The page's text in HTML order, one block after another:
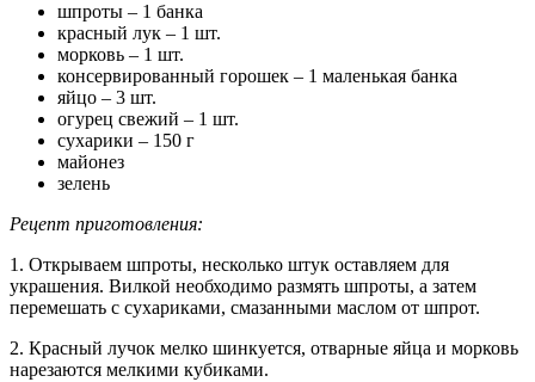
шпроты – 1 банка
красный лук – 1 шт.
морковь – 1 шт.
консервированный горошек – 1 маленькая банка
яйцо – 3 шт.
огурец свежий – 1 шт.
сухарики – 150 г
майонез
зелень
Рецепт приготовления:
1. Открываем шпроты, несколько штук оставляем для
украшения. Вилкой необходимо размять шпроты, а затем
перемешать с сухариками, смазанными маслом от шпрот.
2. Красный лучок мелко шинкуется, отварные яйца и морковь
нарезаются мелкими кубиками.